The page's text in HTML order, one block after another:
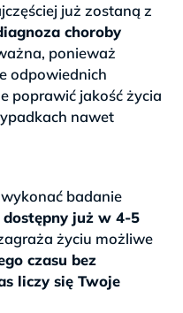
już zostaną z
choroby
ponieważ
odpowiednich
poprawić jakość życia
nawet
badanie
już w 4-5
życiu możliwe
czasu bez
liczy się Twoje